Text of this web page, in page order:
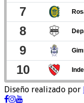
Diseño realizado por